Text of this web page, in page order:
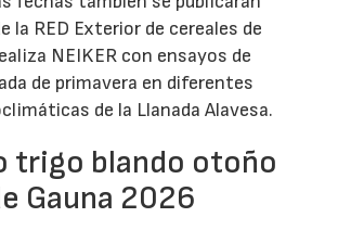
la RED Exterior de cereales de
NEIKER con ensayos de
de primavera en diferentes
de la Llanada Alavesa.
trigo blando otoño
Gauna 2026